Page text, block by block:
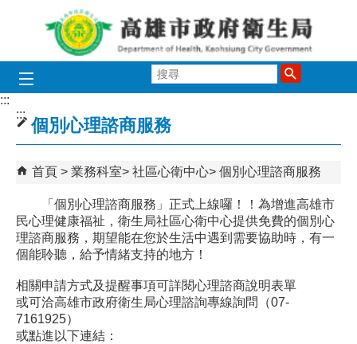
跳到主要內容區塊
尋
:::
:::
個別心理諮商服務
首頁 業務科室 社區心衛中心 個別心理諮商服務
「個別心理諮商服務」正式上線囉！！為增進高雄市
民心理健康福祉，衛生局社區心衛中心提供免費的個別心
理諮商服務，期望能在您於生活中遇到需要協助時，有一
個能聆聽，給予情緒支持的地方！
相關申請方式及提醒事項可詳閱心理諮商說明表單
或可洽高雄市政府衛生局心理諮詢專線詢問（07-
7161925）
或點進以下連結：